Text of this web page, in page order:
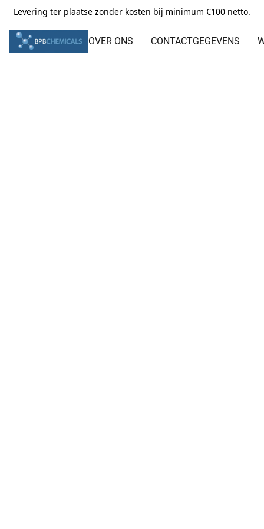
Levering ter plaatse zonder kosten bij minimum €100 netto.
OVER ONS CONTACTGEGEVENS